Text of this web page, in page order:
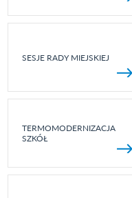
SESJE RADY MIEJSKIEJ
TERMOMODERNIZACJA
SZKÓŁ